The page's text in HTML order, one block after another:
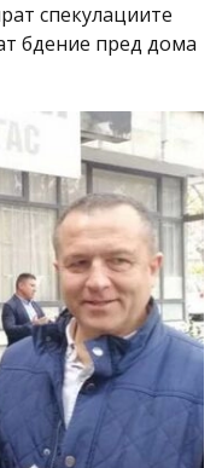
спекулациите
бдение пред дома